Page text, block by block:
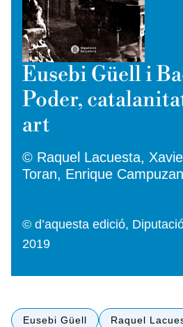
Eusebi Güell i
Poder,
art
© Raquel Lacuesta,
Toran, Enrique
© d’aquesta edició,
2019
Eusebi Güell Raquel